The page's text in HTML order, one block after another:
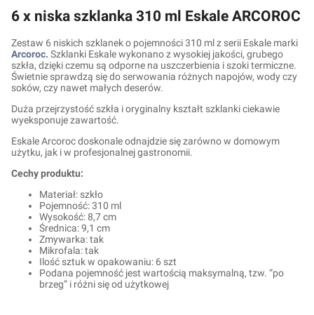
6 x niska szklanka 310 ml Eskale ARCOROC
Zestaw 6 niskich szklanek o pojemności 310 ml z serii Eskale marki
Arcoroc. Szklanki Eskale wykonano z wysokiej jakości, grubego
szkła, dzięki czemu są odporne na uszczerbienia i szoki termiczne.
Świetnie sprawdzą się do serwowania różnych napojów, wody czy
soków, czy nawet małych deserów.
Duża przejrzystość szkła i oryginalny kształt szklanki ciekawie
wyeksponuje zawartość.
Eskale Arcoroc doskonale odnajdzie się zarówno w domowym
użytku, jak i w profesjonalnej gastronomii.
Cechy produktu:
Materiał: szkło
Pojemność: 310 ml
Wysokość: 8,7 cm
Średnica: 9,1 cm
Zmywarka: tak
Mikrofala: tak
Ilość sztuk w opakowaniu: 6 szt
Podana pojemność jest wartością maksymalną, tzw. “po
brzeg” i różni się od użytkowej